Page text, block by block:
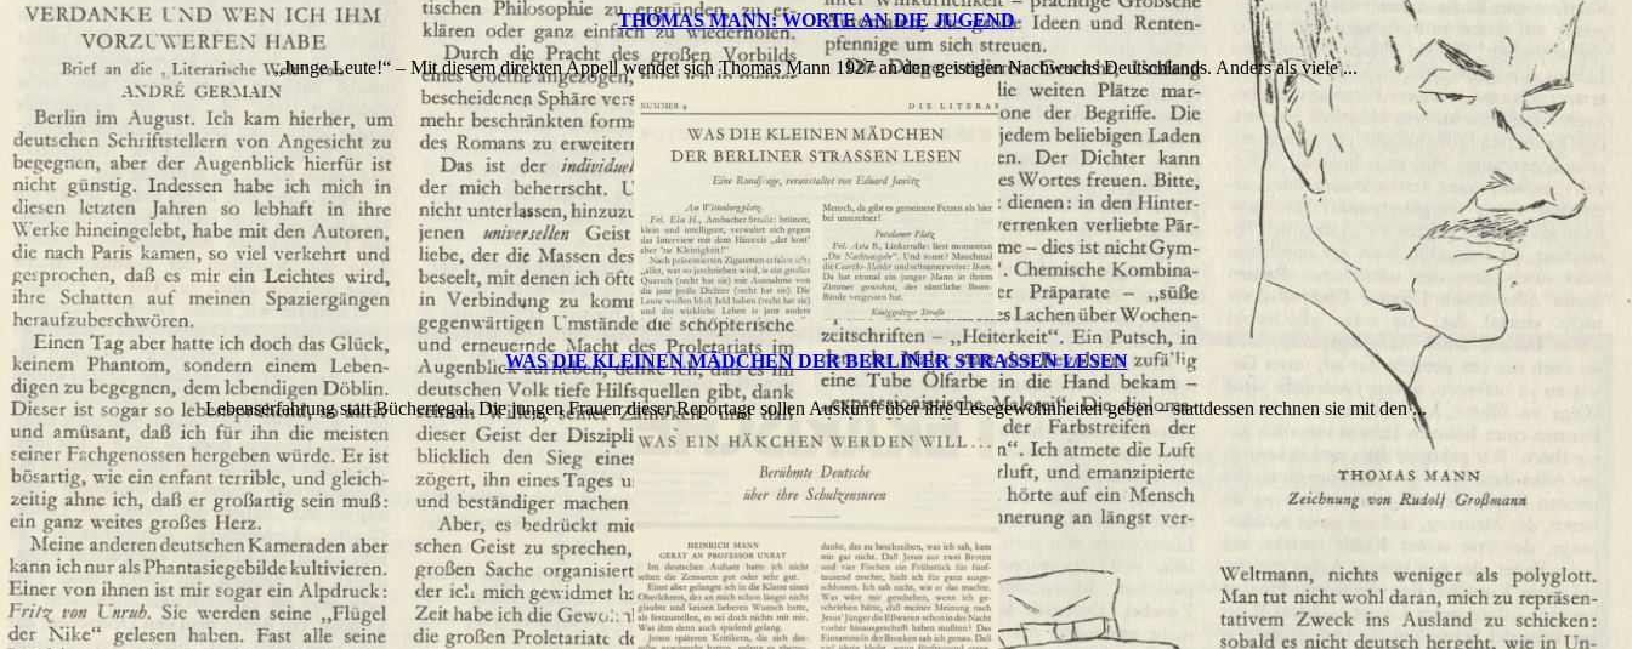
THOMAS MANN: WORTE AN DIE JUGEND
„Junge Leute!“ – Mit diesem direkten Appell wendet sich Thomas Mann 1927 an den geistigen Nachwuchs Deutschlands. Anders als viele ...
WAS DIE KLEINEN MÄDCHEN DER BERLINER STRASSEN LESEN
Lebenserfahrung statt Bücherregal. Die jungen Frauen dieser Reportage sollen Auskunft über ihre Lesegewohnheiten geben – stattdessen rechnen sie mit den ...